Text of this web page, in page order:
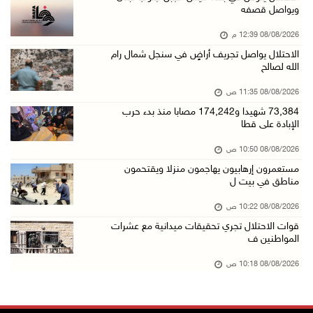
08/آب/2026 10:22 ص
قوات الاحتلال تجري تحقيقات ميدانية مع عشرات ا ...
الاحتلال ينصب حاجزا عسكريا في نعلين غرب رام ا ...
08/آب/2026 09:38 ص
3 إصابات برصاص الاحتلال شمال خان يونس
08/آب/2026 08:23 ص
أبرز عناوين الصحف الفلسطينية
حالة الطقس: ارتفاع طفيف وموجة حر شديدة اعتبار ...
ويواصل قصفه
08/08/2026 12:39 م
الاحتلال يواصل تجريف أراضٍ في سنجل شمال رام
الله لصالح
08/08/2026 11:35 ص
73,384 شهيدا و174,242 مصابا منذ بدء حرب
الإبادة على قطا
08/08/2026 10:50 ص
مستعمرون إرهابيون يهاجمون منزلا ويقتحمون
مناطق في بيت ل
08/08/2026 10:22 ص
قوات الاحتلال تجري تحقيقات ميدانية مع عشرات
المواطنين ف
08/08/2026 10:18 ص